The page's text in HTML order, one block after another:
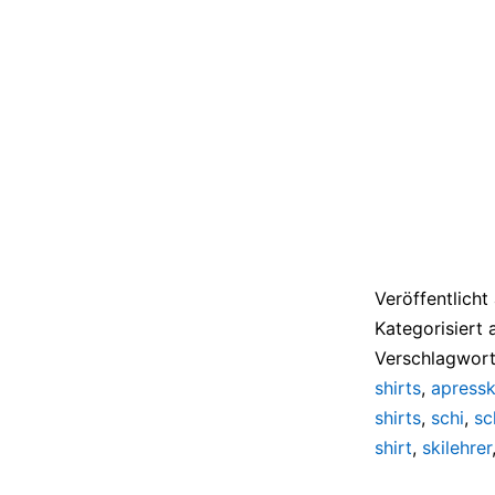
Kategorisiert
shirts,
shirts, schi,
shirt, skilehrer